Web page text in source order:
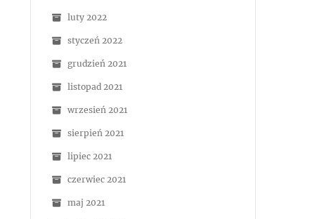
luty 2022
styczeń 2022
grudzień 2021
listopad 2021
wrzesień 2021
sierpień 2021
lipiec 2021
czerwiec 2021
maj 2021